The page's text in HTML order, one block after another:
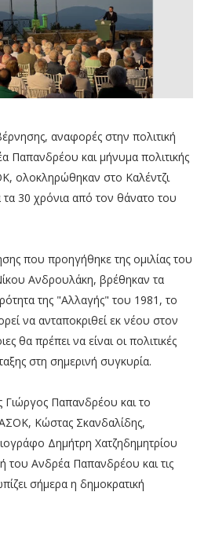
αναφορές στην πολιτική
Παπανδρέου και μήνυμα πολιτικής
ολοκληρώθηκαν στο Καλέντζι
τα 30 χρόνια από τον θάνατο του
που προηγήθηκε της ομιλίας του
Ανδρουλάκη, βρέθηκαν τα
της "Αλλαγής" του 1981, το
να ανταποκριθεί εκ νέου στον
θα πρέπει να είναι οι πολιτικές
στη σημερινή συγκυρία.
Παπανδρέου και το
Κώστας Σκανδαλίδης,
Δημήτρη Χατζηδημητρίου
του Ανδρέα Παπανδρέου και τις
σήμερα η δημοκρατική